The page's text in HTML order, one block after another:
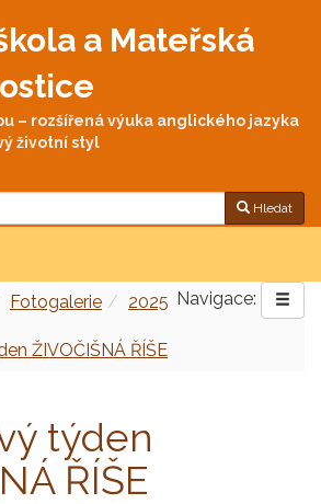
a Mateřská
– rozšířená výuka anglického jazyka
životní styl
Hledat
Navigace:
Fotogalerie
2025
ŽIVOČIŠNÁ ŘÍŠE
týden
ŘÍŠE